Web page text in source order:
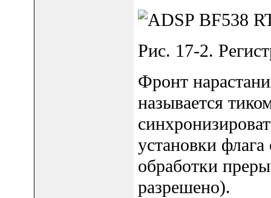
Рис. 17-2.
Фронт
называется
установки
обработки
разрешено).